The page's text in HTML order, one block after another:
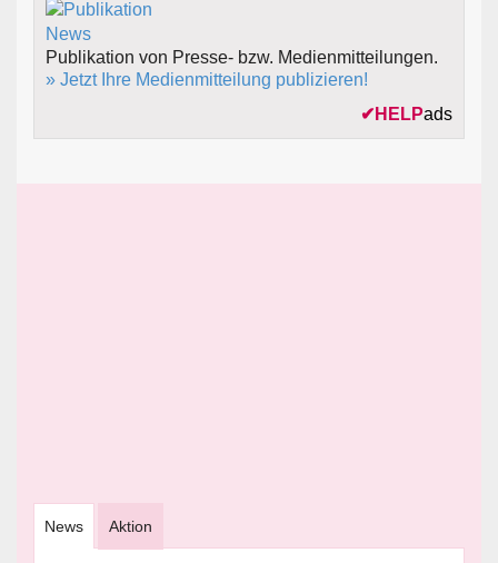
Publikation von Presse- bzw. Medienmitteilungen.
» Jetzt Ihre Medienmitteilung publizieren!
✔ HELPads
News Aktion